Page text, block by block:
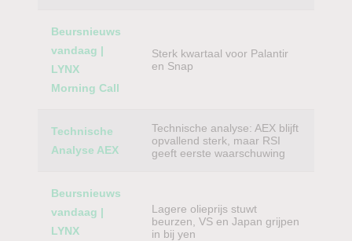
Beursnieuws
vandaag |
LYNX
Morning Call
Sterk kwartaal voor Palantir
en Snap
Technische
Analyse AEX
Technische analyse: AEX blijft
opvallend sterk, maar RSI
geeft eerste waarschuwing
Beursnieuws
vandaag |
LYNX
Lagere olieprijs stuwt
beurzen, VS en Japan grijpen
in bij yen